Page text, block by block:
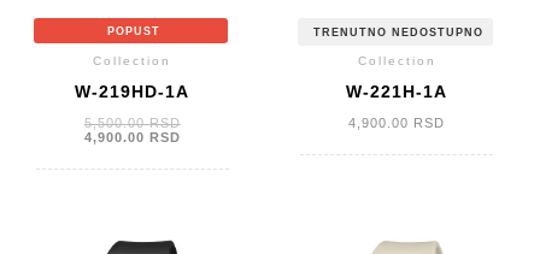
POPUST
Collection
W-219HD-1A
5,500.00RSDOriginalna
cena
4,900.00 RSDTrenutna
TRENUTNO NEDOSTUPNO
Collection
W-221H-1A
4,900.00 RSD